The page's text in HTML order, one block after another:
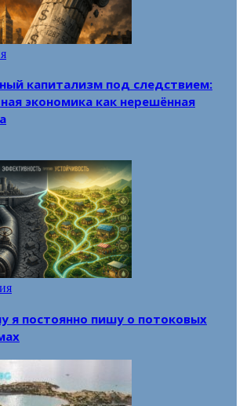
капитализм под следствием:
экономика как нерешённая
я постоянно пишу о потоковых